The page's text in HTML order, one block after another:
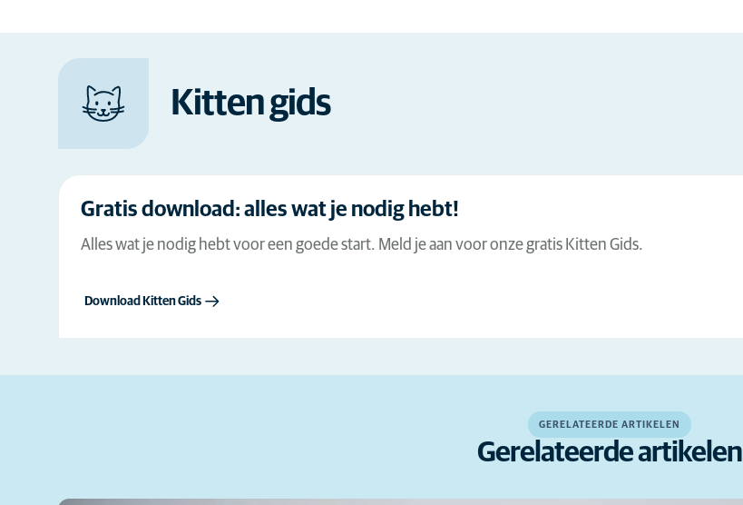
Hier meer over lezen
Kitten gids
Gratis download: alles wat je nodig hebt!
Alles wat je nodig hebt voor een goede start. Meld je aan voor onze gratis Kitten Gids.
Download Kitten Gids
GERELATEERDE ARTIKELEN
Gerelateerde artikelen